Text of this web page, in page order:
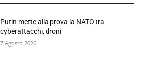
Putin mette alla prova la NATO tra
cyberattacchi, droni
7 Agosto 2026